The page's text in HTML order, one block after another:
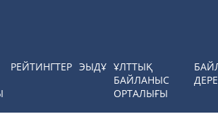
РЕЙТИНГТЕР ЭЫДҰ ҰЛТТЫҚ
БАЙЛАНЫС
ОРТАЛЫҒЫ